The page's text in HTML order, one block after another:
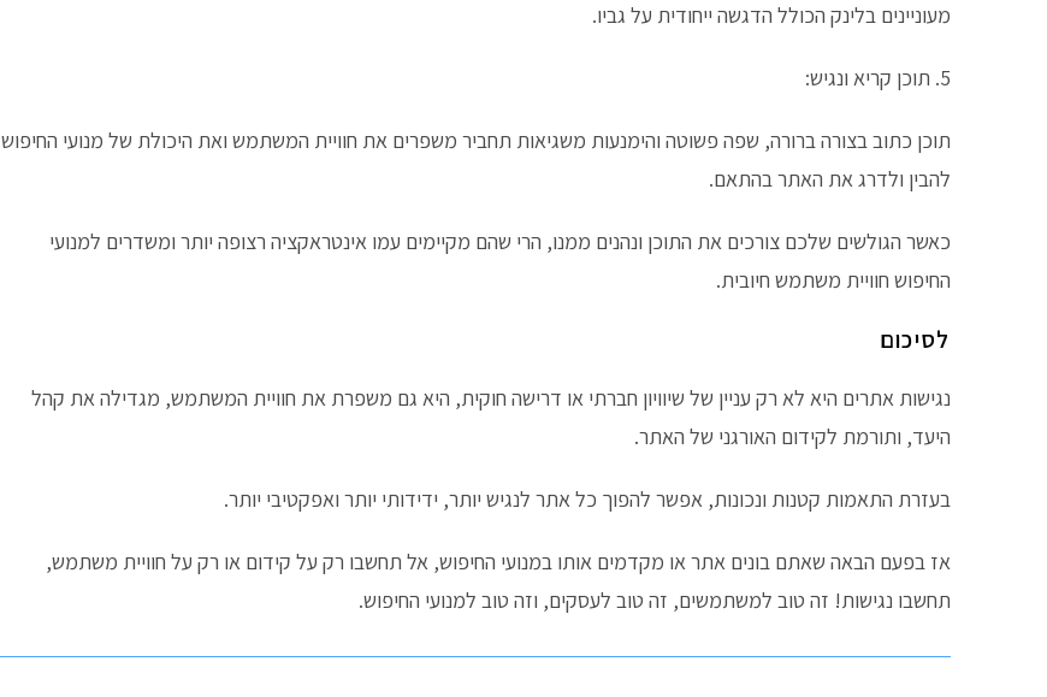
מעוניינים בלינק הכולל הדגשה ייחודית על גביו.
5. תוכן קריא ונגיש:
תוכן כתוב בצורה ברורה, שפה פשוטה והימנעות משגיאות תחביר משפרים את חוויית המשתמש ואת היכולת של מנועי החיפוש
להבין ולדרג את האתר בהתאם.
כאשר הגולשים שלכם צורכים את התוכן ונהנים ממנו, הרי שהם מקיימים עמו אינטראקציה רצופה יותר ומשדרים למנועי
החיפוש חוויית משתמש חיובית.
לסיכום
נגישות אתרים היא לא רק עניין של שיוויון חברתי או דרישה חוקית, היא גם משפרת את חוויית המשתמש, מגדילה את קהל
היעד, ותורמת לקידום האורגני של האתר.
בעזרת התאמות קטנות ונכונות, אפשר להפוך כל אתר לנגיש יותר, ידידותי יותר ואפקטיבי יותר.
אז בפעם הבאה שאתם בונים אתר או מקדמים אותו במנועי החיפוש, אל תחשבו רק על קידום או רק על חוויית משתמש,
תחשבו נגישות! זה טוב למשתמשים, זה טוב לעסקים, וזה טוב למנועי החיפוש.